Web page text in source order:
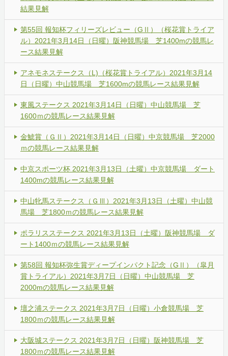
結果見解
第55回 報知杯フィリーズレビュー（GⅡ）（桜花賞トライア
ル）2021年3月14日（日曜）阪神競馬場 芝1400mの競馬レ
ース結果見解
アネモネステークス（L)（桜花賞トライアル）2021年3月14
日（日曜）中山競馬場 芝1600mの競馬レース結果見解
東風ステークス 2021年3月14日（日曜）中山競馬場 芝
1600ｍの競馬レース結果見解
金鯱賞（ＧⅡ）2021年3月14日（日曜）中京競馬場 芝2000
ｍの競馬レース結果見解
中京スポーツ杯 2021年3月13日（土曜）中京競馬場 ダート
1400mの競馬レース結果見解
中山牝馬ステークス（ＧⅢ）2021年3月13日（土曜）中山競
馬場 芝1800ｍの競馬レース結果見解
ポラリスステークス 2021年3月13日（土曜）阪神競馬場 ダ
ート1400ｍの競馬レース結果見解
第58回 報知杯弥生賞ディープインパクト記念（GⅡ）（皐月
賞トライアル）2021年3月7日（日曜）中山競馬場 芝
2000mの競馬レース結果見解
壇之浦ステークス 2021年3月7日（日曜）小倉競馬場 芝
1800ｍの競馬レース結果見解
大阪城ステークス 2021年3月7日（日曜）阪神競馬場 芝
1800ｍの競馬レース結果見解